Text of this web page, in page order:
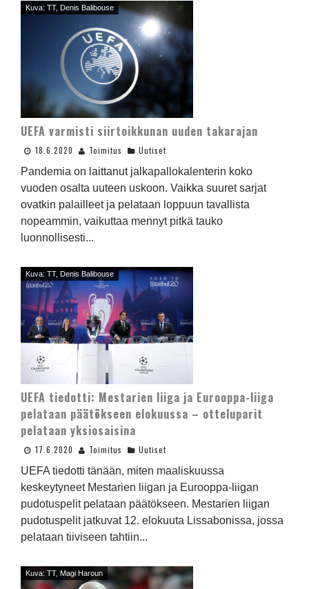
Kuva: TT, Denis Balibouse
UEFA varmisti siirtoikkunan uuden takarajan
18.6.2020 Toimitus Uutiset
Pandemia on laittanut jalkapallokalenterin koko
vuoden osalta uuteen uskoon. Vaikka suuret sarjat
ovatkin palailleet ja pelataan loppuun tavallista
nopeammin, vaikuttaa mennyt pitkä tauko
luonnollisesti...
Kuva: TT, Denis Balibouse
UEFA tiedotti: Mestarien liiga ja Eurooppa-liiga
pelataan päätökseen elokuussa – otteluparit
pelataan yksiosaisina
17.6.2020 Toimitus Uutiset
UEFA tiedotti tänään, miten maaliskuussa
keskeytyneet Mestarien liigan ja Eurooppa-liigan
pudotuspelit pelataan päätökseen. Mestarien liigan
pudotuspelit jatkuvat 12. elokuuta Lissabonissa, jossa
pelataan tiiviseen tahtiin...
Kuva: TT, Magi Haroun